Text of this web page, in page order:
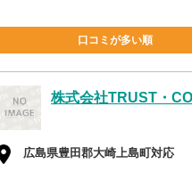
口コミが多い順
株式会社TRUST・
広島県豊田郡大崎上島町対応